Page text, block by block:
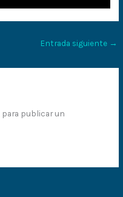
Entrada siguiente →
para publicar un